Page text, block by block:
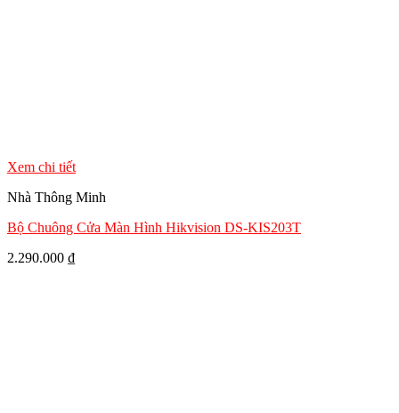
Xem chi tiết
Nhà Thông Minh
Bộ Chuông Cửa Màn Hình Hikvision DS-KIS203T
2.290.000 ₫